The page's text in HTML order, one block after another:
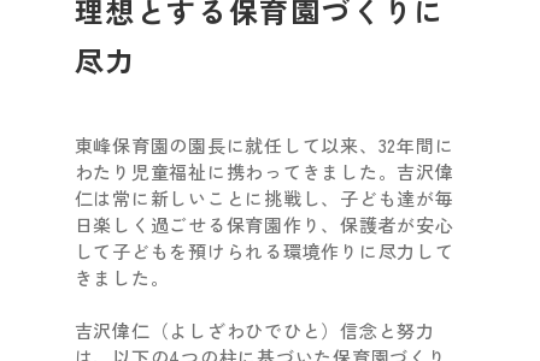
理想とする保育園づくりに
尽力
東峰保育園の園長に就任して以来、32年間に
わたり児童福祉に携わってきました。吉沢偉
仁は常に新しいことに挑戦し、子ども達が毎
日楽しく過ごせる保育園作り、保護者が安心
して子どもを預けられる環境作りに尽力して
きました。
吉沢偉仁（よしざわひでひと）信念と努力